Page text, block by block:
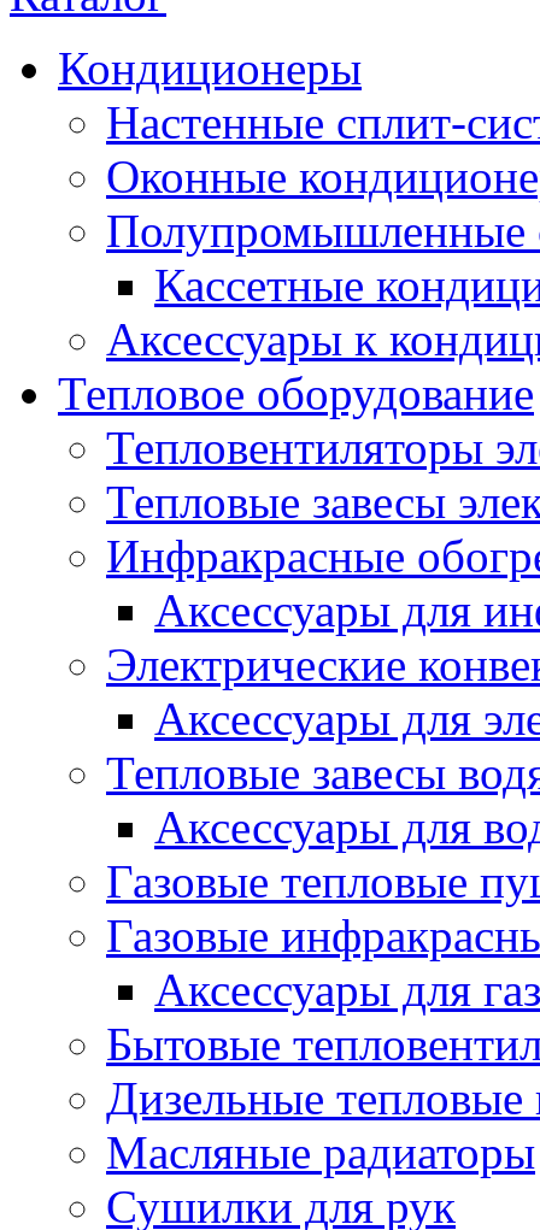
Кондиционеры
Настенные сплит-
Оконные
Полупромышленные
Кассетные
Аксессуары к
Тепловое оборудование
Тепловентиляторы
Тепловые завесы
Инфракрасные
Аксессуары для
Электрические
Аксессуары для
Тепловые завесы
Аксессуары для
Газовые тепловые
Газовые
Аксессуары для
Бытовые
Дизельные
Масляные радиаторы
Сушилки для рук